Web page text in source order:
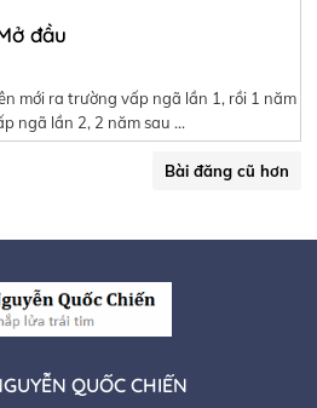
đầu
mới ra trường vấp ngã lần 1, rồi 1 năm
ngã lần 2, 2 năm sau …
Bài đăng cũ hơn
QUỐC CHIẾN